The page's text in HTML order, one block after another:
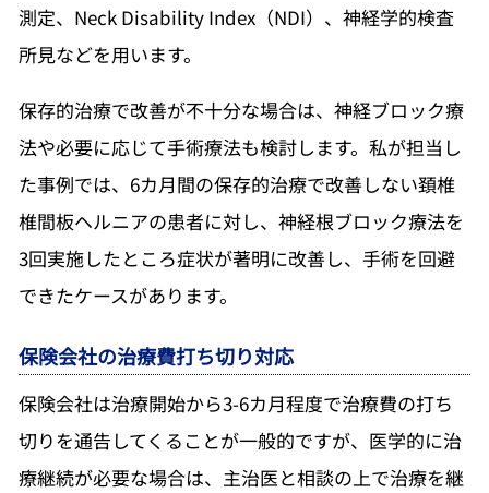
測定、Neck Disability Index（NDI）、神経学的検査
所見などを用います。
保存的治療で改善が不十分な場合は、神経ブロック療
法や必要に応じて手術療法も検討します。私が担当し
た事例では、6カ月間の保存的治療で改善しない頚椎
椎間板ヘルニアの患者に対し、神経根ブロック療法を
3回実施したところ症状が著明に改善し、手術を回避
できたケースがあります。
保険会社の治療費打ち切り対応
保険会社は治療開始から3-6カ月程度で治療費の打ち
切りを通告してくることが一般的ですが、医学的に治
療継続が必要な場合は、主治医と相談の上で治療を継